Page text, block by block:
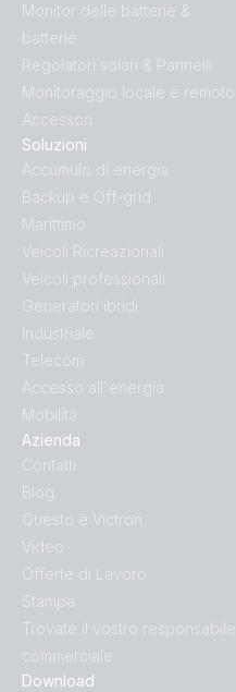
Monitor delle batterie &
batterie
Regolatori solari & Pannelli
Monitoraggio locale e remoto
Accessori
Download
Soluzioni
Accumulo di energia
Backup e Off-grid
Marittimo
Veicoli Ricreazionali
Veicoli professionali
Generatori ibridi
Industriale
Telecom
Accesso all'energia
Mobilità
Azienda
Contatti
Blog
Questo è Victron
Video
Offerte di Lavoro
Stampa
Trovate il vostro responsabile
commerciale